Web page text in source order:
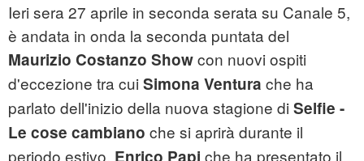
Ieri sera 27 aprile in seconda serata su Canale 5,
è andata in onda la seconda puntata del
Maurizio Costanzo Showcon nuovi ospiti
d'eccezione tra cui Simona Ventura che ha
parlato dell'inizio della nuova stagione di Selfie -
Le cose cambiano che si aprirà durante il
periodo estivo,
che ha presentato il